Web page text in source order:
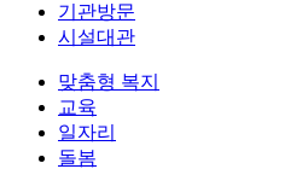
기관방문
시설대관
맞춤형 복지
교육
일자리
돌봄